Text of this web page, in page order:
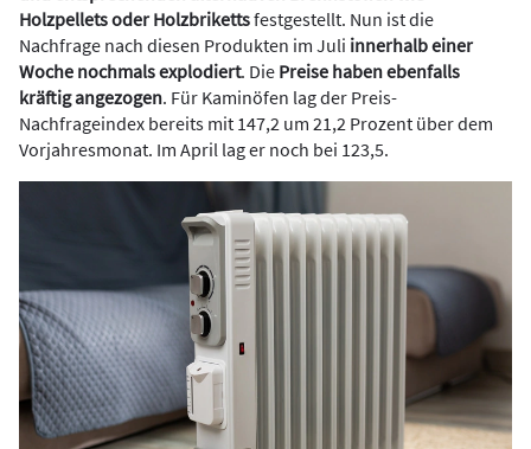
Holzpellets oder Holzbrikettsfestgestellt. Nun ist die
Nachfrage nach diesen Produkten im Juli innerhalb einer
Woche nochmals explodiert. Die Preise haben ebenfalls
kräftig angezogen. Für Kaminöfen lag der Preis-
Nachfrageindex bereits mit 147,2 um 21,2 Prozent über dem
Vorjahresmonat. Im April lag er noch bei 123,5.